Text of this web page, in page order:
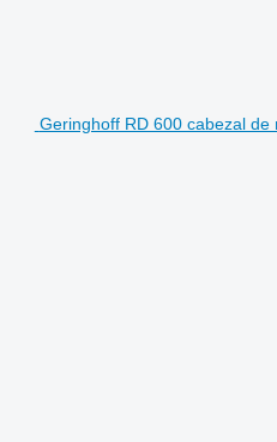
Geringhoff RD 600 cabezal de